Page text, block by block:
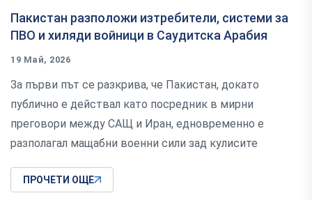
Пакистан разположи изтребители, системи за
ПВО и хиляди войници в Саудитска Арабия
19 Май, 2026
За първи път се разкрива, че Пакистан, докато
публично е действал като посредник в мирни
преговори между САЩ и Иран, едновременно е
разполагал мащабни военни сили зад кулисите
ПРОЧЕТИ ОЩЕ